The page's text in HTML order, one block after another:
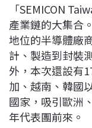
「SEMICON
產業鏈的大集合
地位的半導體廠
計、製造到封裝
外，本次還設有
加、越南、韓國
國家，吸引歐洲
年代表團前來。